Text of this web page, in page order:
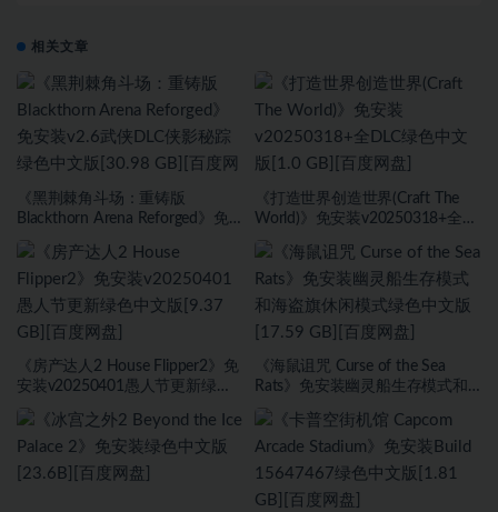
相关文章
《黑荆棘角斗场：重铸版
Blackthorn Arena Reforged》免
文版[30.98 GB][百度网盘]
《打造世界创造世界(Craft The
World)》免安装v20250318+全
盘]
《房产达人2 House Flipper2》免
安装v20250401愚人节更新绿色
《海鼠诅咒 Curse of the Sea
Rats》免安装幽灵船生存模式和
GB][百度网盘]